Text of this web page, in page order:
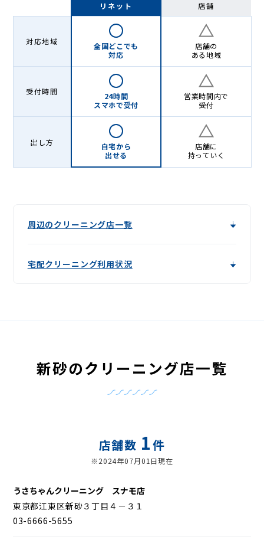
リネット 店舗
対応地域
全国どこでも
対応
店舗の
ある地域
受付時間
24時間
スマホで受付
営業時間内で
受付
出し方
自宅から
出せる
店舗に
持っていく
周辺のクリーニング店一覧
宅配クリーニング利用状況
新砂のクリーニング店一覧
店舗数 1件
※2024年07月01日現在
うさちゃんクリーニング スナモ店
東京都江東区新砂３丁目４－３１
03-6666-5655